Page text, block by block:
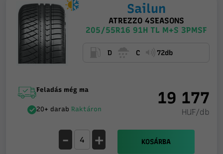
Sailun
ATREZZO 4SEASONS
205/55R16 91H TL M+S 3PMSF
D C 72db
Feladás még ma
20+ darabRaktáron
19 177
HUF/db
- + KOSÁRBA